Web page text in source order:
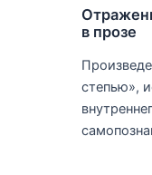
в прозе
степью»,